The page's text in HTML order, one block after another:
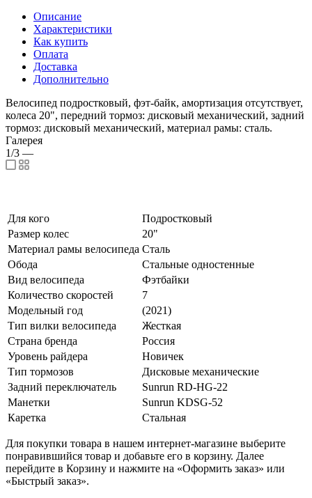
Описание
Характеристики
Как купить
Оплата
Доставка
Дополнительно
Велосипед подростковый, фэт-байк, амортизация отсутствует,
колеса 20", передний тормоз: дисковый механический, задний
тормоз: дисковый механический, материал рамы: сталь.
Галерея
1/3 —
Для кого
Подростковый
Размер колес
20"
Материал рамы велосипеда Сталь
Обода
Стальные одностенные
Вид велосипеда
Фэтбайки
Количество скоростей
7
Модельный год
(2021)
Тип вилки велосипеда
Жесткая
Страна бренда
Россия
Уровень райдера
Новичек
Тип тормозов
Дисковые механические
Задний переключатель
Sunrun RD-HG-22
Манетки
Sunrun KDSG-52
Каретка
Стальная
Для покупки товара в нашем интернет-магазине выберите
понравившийся товар и добавьте его в корзину. Далее
перейдите в Корзину и нажмите на «Оформить заказ» или
«Быстрый заказ».